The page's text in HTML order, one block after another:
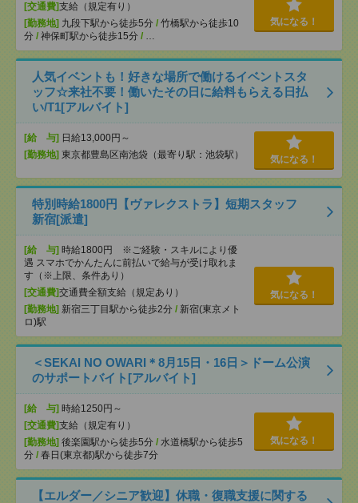
[交通費]支給（規定有り）
[勤務地] 九段下駅から徒歩5分 / 竹橋駅から徒歩10
分 / 神保町駅から徒歩15分 / …
気になる！
人気イベントも！好きな場所で働けるイベントスタ
ッフ☆来社不要！働いたその日に給料もらえる日払
い/T1[アルバイト]
[給 与] 日給13,000円～
[勤務地] 東京都豊島区南池袋（最寄り駅：池袋駅） 気になる！
特別時給1800円【ヴァレクストラ】短期スタッフ
新宿[派遣]
[給 与] 時給1800円 ※ご経験・スキルにより優
遇 スマホでかんたんに前払いで給与が受け取れま
す（※上限、条件あり）
[交通費]交通費全額支給（規定あり）
[勤務地] 新宿三丁目駅から徒歩2分 / 新宿(東京メト
ロ)駅
気になる！
＜SEKAI NO OWARI＊8月15日・16日＞ドーム公演
のサポートバイト[アルバイト]
[給 与] 時給1250円～
[交通費]支給（規定有り）
[勤務地] 後楽園駅から徒歩5分 / 水道橋駅から徒歩5
分 / 春日(東京都)駅から徒歩7分
気になる！
【エルダー／シニア歓迎】休職・復職支援に関する